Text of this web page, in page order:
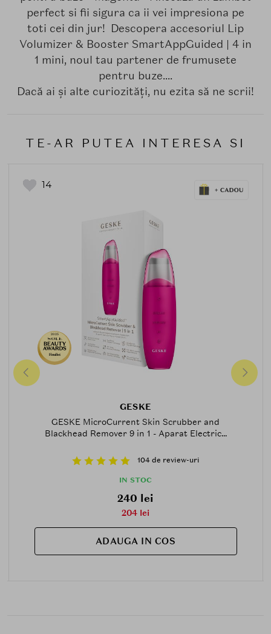
perfect si fii sigura ca ii vei impresiona pe
toti cei din jur! Descopera accesoriul Lip
Volumizer & Booster SmartAppGuided | 4 in
1 mini, noul tau partener de frumusete
pentru buze....
Dacă ai și alte curiozități, nu ezita să ne scrii!
TE-AR PUTEA INTERESA SI
14
2025
Finalist
GESKE
GESKE MicroCurrent Skin Scrubber and
Blackhead Remover 9 in 1 - Aparat Electric...
104 de review-uri
IN STOC
240 lei
204 lei
ADAUGA IN COS